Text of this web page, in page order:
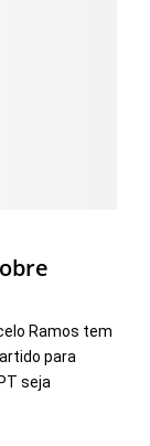
Ramos tem
para
seja